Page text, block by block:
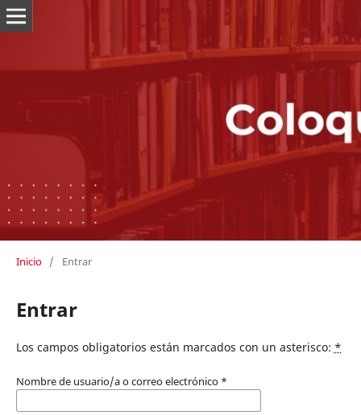
Inicio / Entrar
Entrar
Los campos obligatorios están marcados con un asterisco: *
Nombre de usuario/a o correo electrónico *